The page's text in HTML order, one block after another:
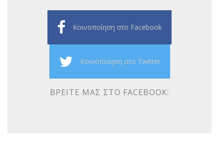
Κοινοποίηση στο Facebook
Κοινοποίηση στο Twitter
ΒΡΕΊΤΕ ΜΑΣ ΣΤΟ FACEBOOK: